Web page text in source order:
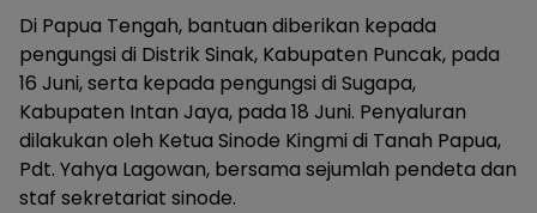
Di Papua Tengah, bantuan diberikan kepada
pengungsi di Distrik Sinak, Kabupaten Puncak, pada
16 Juni, serta kepada pengungsi di Sugapa,
Kabupaten Intan Jaya, pada 18 Juni. Penyaluran
dilakukan oleh Ketua Sinode Kingmi di Tanah Papua,
Pdt. Yahya Lagowan, bersama sejumlah pendeta dan
staf sekretariat sinode.